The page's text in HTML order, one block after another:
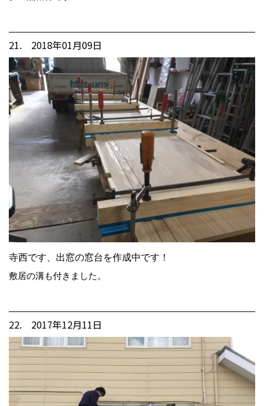
21. 2018年01月09日
寺西です、出窓の窓台を作成中です！
敷居の溝も付きました。
22. 2017年12月11日